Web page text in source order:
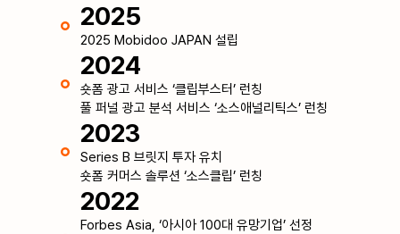
2025
2025 Mobidoo JAPAN 설립
2024
숏폼 광고 서비스 ‘클립부스터’ 런칭
풀 퍼널 광고 분석 서비스 ‘소스애널리틱스’ 런칭
2023
Series B 브릿지 투자 유치
숏폼 커머스 솔루션 ‘소스클립’ 런칭
2022
Forbes Asia, ‘아시아 100대 유망기업’ 선정